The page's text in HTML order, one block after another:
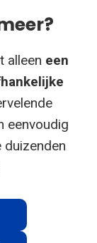
alleen een
eenvoudig
duizenden